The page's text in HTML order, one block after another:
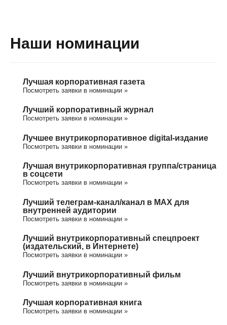
Наши номинации
Лучшая корпоративная газета
Посмотреть заявки в номинации »
Лучший корпоративный журнал
Посмотреть заявки в номинации »
Лучшее внутрикорпоративное digital-издание
Посмотреть заявки в номинации »
Лучшая внутрикорпоративная группа/cтраница
в соцсети
Посмотреть заявки в номинации »
Лучший телеграм-канал/канал в МАХ для
внутренней аудитории
Посмотреть заявки в номинации »
Лучший внутрикорпоративный спецпроект
(издательский, в Интернете)
Посмотреть заявки в номинации »
Лучший внутрикорпоративный фильм
Посмотреть заявки в номинации »
Лучшая корпоративная книга
Посмотреть заявки в номинации »